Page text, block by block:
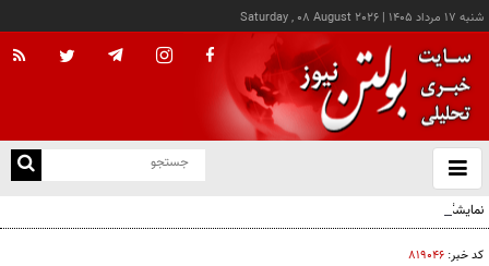
شنبه ۱۷ مرداد ۱۴۰۵ |
Saturday , 08 August 2026
باز
و
نمایشگاه صنایع‌دستی «از ریشه تا امروز» - کرج
کد خبر: ۸۱۹۰۴۶